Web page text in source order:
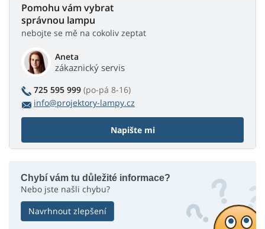
Pomohu vám vybrat
správnou lampu
nebojte se mě na cokoliv zeptat
Aneta
zákaznický servis
725 595 999 (po-pá 8-16)
info@projektory-lampy.cz
Napište mi
Chybí vám tu důležité informace?
Nebo jste našli chybu?
Navrhnout zlepšení